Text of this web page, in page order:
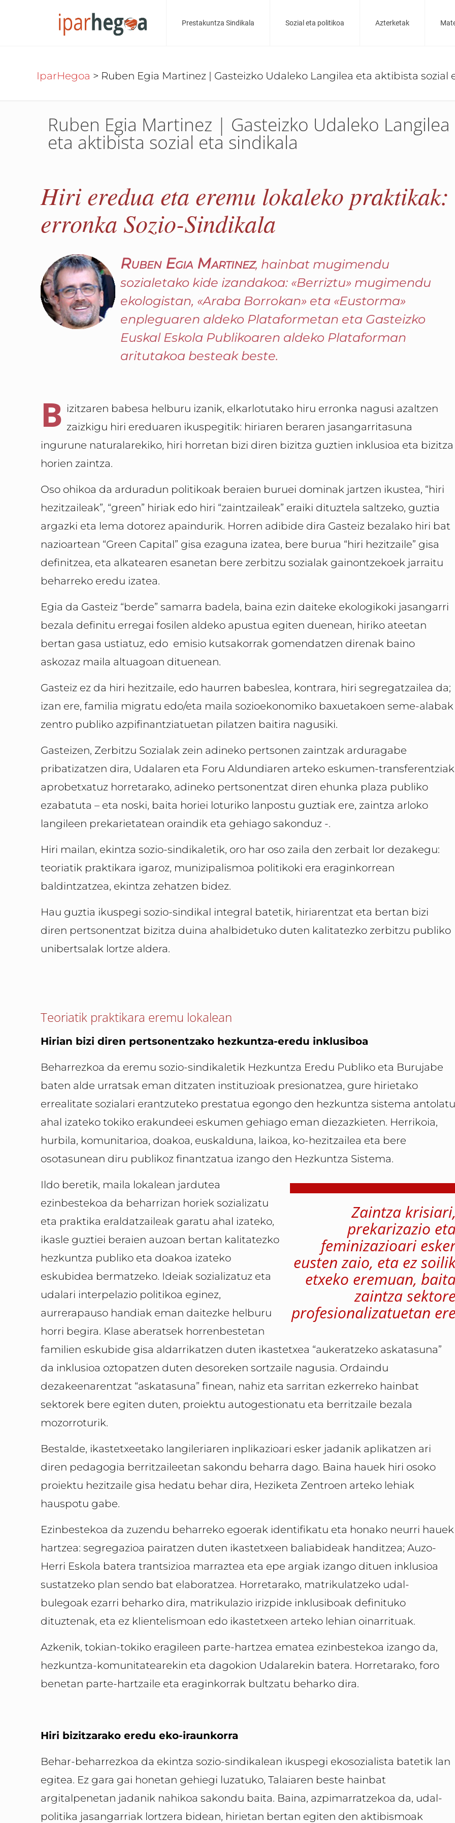
Prestakuntza Sindikala Sozial eta politikoa Azterketak
IparHegoa > Ruben Egia Martinez | Gasteizko Udaleko Langilea eta aktibista sozial
Ruben Egia Martinez | Gasteizko Udaleko Langilea
eta aktibista sozial eta sindikala
Hiri eredua eta eremu lokaleko praktikak:
erronka Sozio-Sindikala
Ruben Egia Martinez, hainbat mugimendu
sozialetako kide izandakoa: «Berriztu» mugimendu
ekologistan, «Araba Borrokan» eta «Eustorma»
enpleguaren aldeko Plataformetan eta Gasteizko
Euskal Eskola Publikoaren aldeko Plataforman
aritutakoa besteak beste.
B izitzaren babesa helburu izanik, elkarlotutako hiru erronka nagusi azaltzen
zaizkigu hiri ereduaren ikuspegitik: hiriaren beraren jasangarritasuna
ingurune naturalarekiko, hiri horretan bizi diren bizitza guztien inklusioa eta bizitza
horien zaintza.
Oso ohikoa da arduradun politikoak beraien buruei dominak jartzen ikustea, “hiri
hezitzaileak”, “green” hiriak edo hiri “zaintzaileak” eraiki dituztela saltzeko, guztia
argazki eta lema dotorez apaindurik. Horren adibide dira Gasteiz bezalako hiri bat
nazioartean “Green Capital” gisa ezaguna izatea, bere burua “hiri hezitzaile” gisa
definitzea, eta alkatearen esanetan bere zerbitzu sozialak gainontzekoek jarraitu
beharreko eredu izatea.
Egia da Gasteiz “berde” samarra badela, baina ezin daiteke ekologikoki jasangarri
bezala definitu erregai fosilen aldeko apustua egiten duenean, hiriko ateetan
bertan gasa ustiatuz, edo emisio kutsakorrak gomendatzen direnak baino
askozaz maila altuagoan dituenean.
Gasteiz ez da hiri hezitzaile, edo haurren babeslea, kontrara, hiri segregatzailea da;
izan ere, familia migratu edo/eta maila sozioekonomiko baxuetakoen seme-alabak
zentro publiko azpifinantziatuetan pilatzen baitira nagusiki.
Gasteizen, Zerbitzu Sozialak zein adineko pertsonen zaintzak arduragabe
pribatizatzen dira, Udalaren eta Foru Aldundiaren arteko eskumen-transferentziak
aprobetxatuz horretarako, adineko pertsonentzat diren ehunka plaza publiko
ezabatuta – eta noski, baita horiei loturiko lanpostu guztiak ere, zaintza arloko
langileen prekarietatean oraindik eta gehiago sakonduz -.
Hiri mailan, ekintza sozio-sindikaletik, oro har oso zaila den zerbait lor dezakegu:
teoriatik praktikara igaroz, munizipalismoa politikoki era eraginkorrean
baldintzatzea, ekintza zehatzen bidez.
Hau guztia ikuspegi sozio-sindikal integral batetik, hiriarentzat eta bertan bizi
diren pertsonentzat bizitza duina ahalbidetuko duten kalitatezko zerbitzu publiko
unibertsalak lortze aldera.
Teoriatik praktikara eremu lokalean
Hirian bizi diren pertsonentzako hezkuntza-eredu inklusiboa
Beharrezkoa da eremu sozio-sindikaletik Hezkuntza Eredu Publiko eta Burujabe
baten alde urratsak eman ditzaten instituzioak presionatzea, gure hirietako
errealitate sozialari erantzuteko prestatua egongo den hezkuntza sistema antolatu
ahal izateko tokiko erakundeei eskumen gehiago eman diezazkieten. Herrikoia,
hurbila, komunitarioa, doakoa, euskalduna, laikoa, ko-hezitzailea eta bere
osotasunean diru publikoz finantzatua izango den Hezkuntza Sistema.
Zaintza krisiari,
prekarizazio
feminizazioari
eusten zaio, eta ez
etxeko eremuan,
zaintza sektore
profesionalizatuetan ere
Ildo beretik, maila lokalean jardutea
ezinbestekoa da beharrizan horiek sozializatu
eta praktika eraldatzaileak garatu ahal izateko,
ikasle guztiei beraien auzoan bertan kalitatezko
hezkuntza publiko eta doakoa izateko
eskubidea bermatzeko. Ideiak sozializatuz eta
udalari interpelazio politikoa eginez,
aurrerapauso handiak eman daitezke helburu
horri begira. Klase aberatsek horrenbestetan
familien eskubide gisa aldarrikatzen duten ikastetxea “aukeratzeko askatasuna”
da inklusioa oztopatzen duten desoreken sortzaile nagusia. Ordaindu
dezakeenarentzat “askatasuna” finean, nahiz eta sarritan ezkerreko hainbat
sektorek bere egiten duten, proiektu autogestionatu eta berritzaile bezala
mozorroturik.
Bestalde, ikastetxeetako langileriaren inplikazioari esker jadanik aplikatzen ari
diren pedagogia berritzaileetan sakondu beharra dago. Baina hauek hiri osoko
proiektu hezitzaile gisa hedatu behar dira, Heziketa Zentroen arteko lehiak
hauspotu gabe.
Ezinbestekoa da zuzendu beharreko egoerak identifikatu eta honako neurri hauek
hartzea: segregazioa pairatzen duten ikastetxeen baliabideak handitzea; Auzo-
Herri Eskola batera trantsizioa marraztea eta epe argiak izango dituen inklusioa
sustatzeko plan sendo bat elaboratzea. Horretarako, matrikulatzeko udal-
bulegoak ezarri beharko dira, matrikulazio irizpide inklusiboak definituko
dituztenak, eta ez klientelismoan edo ikastetxeen arteko lehian oinarrituak.
Azkenik, tokian-tokiko eragileen parte-hartzea ematea ezinbestekoa izango da,
hezkuntza-komunitatearekin eta dagokion Udalarekin batera. Horretarako, foro
benetan parte-hartzaile eta eraginkorrak bultzatu beharko dira.
Hiri bizitzarako eredu eko-iraunkorra
Behar-beharrezkoa da ekintza sozio-sindikalean ikuspegi ekosozialista batetik lan
egitea. Ez gara gai honetan gehiegi luzatuko, Talaiaren beste hainbat
argitalpenetan jadanik nahikoa sakondu baita. Baina, azpimarratzekoa da, udal-
politika jasangarriak lortzera bidean, hirietan bertan egiten den aktibismoak